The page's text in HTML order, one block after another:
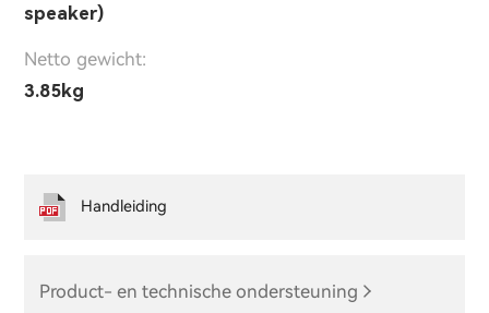
speaker)
Netto gewicht:
3.85kg
Product- en technische ondersteuning
Handleiding